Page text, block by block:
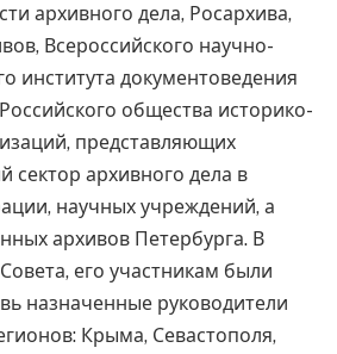
архивного дела, Росархива,
Всероссийского научно-
института документоведения
общества историко-
представляющих
сектор архивного дела в
научных учреждений, а
архивов Петербурга. В
его участникам были
назначенные руководители
Крыма, Севастополя,